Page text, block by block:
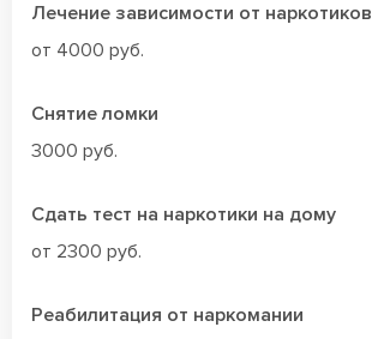
Лечение зависимости от наркотиков
от 4000 руб.
Снятие ломки
3000 руб.
Сдать тест на наркотики на дому
от 2300 руб.
Реабилитация от наркомании